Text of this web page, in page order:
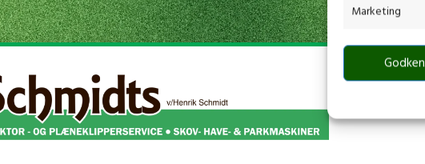
Marketing